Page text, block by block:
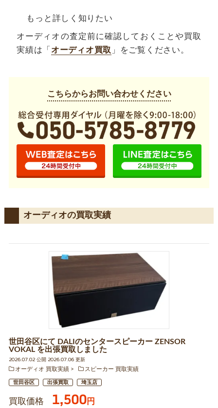
もっと詳しく知りたい
オーディオの査定前に確認しておくことや買取
実績は「 オーディオ買取 」をご覧ください。
こちらからお問い合わせください
オーディオの買取実績
世田谷区にて DALIのセンタースピーカー ZENSOR
VOKAL を出張買取しました
2026.07.02 公開 2026.07.06 更新
オーディオ 買取実績
スピーカー 買取実績
世田谷区 出張買取 埼玉店
買取価格 1,500円